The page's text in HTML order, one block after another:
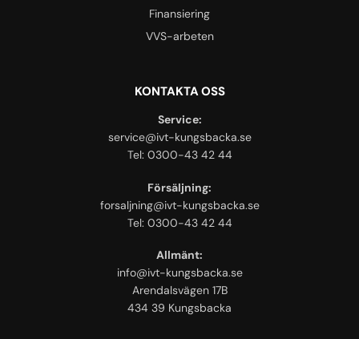
Finansiering
VVS-arbeten
KONTAKTA OSS
Service:
service@ivt-kungsbacka.se
Tel: 0300-43 42 44
Försäljning:
forsaljning@ivt-kungsbacka.se
Tel: 0300-43 42 44
Allmänt:
info@ivt-kungsbacka.se
Arendalsvägen 17B
434 39 Kungsbacka